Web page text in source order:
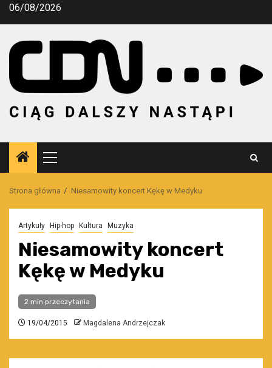
Przejdź
06/08/2026
Menu
główne
Strona główna Niesamowity koncert Kękę w Medyku
Artykuły Hip-hop Kultura Muzyka
Niesamowity koncert
Kękę w Medyku
2 min przeczytania
19/04/2015 Magdalena Andrzejczak